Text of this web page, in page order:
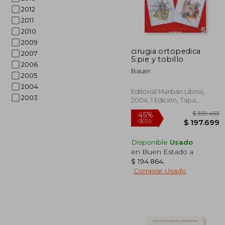
2012
2011
2010
2009
2007
2006
2005
2004
2003
45%
cirugia ortopedica
5:pie y tobillo
Bauer
Editorial Marban Libros,
2004, 1 Edición, Tapa
Blanda, Nuevo
Disponible Usado
en Buen Estado a
$ 194.864
Comprar Usado